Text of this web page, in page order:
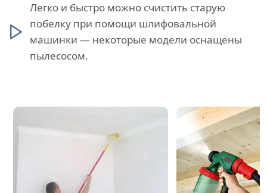
Легко и быстро можно счистить старую
побелку при помощи шлифовальной
машинки — некоторые модели оснащены
пылесосом.